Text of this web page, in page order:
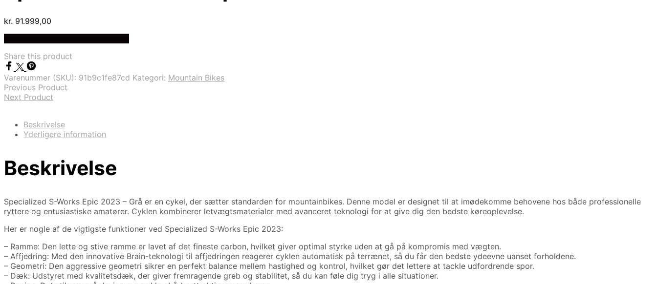
kr. 91.999,00
Share this product
Varenummer (SKU): 91b9c1fe87cd Kategori: Mountain Bikes
Previous Product
Next Product
Beskrivelse
Yderligere information
Beskrivelse
Specialized S-Works Epic 2023 – Grå er en cykel, der sætter standarden for mountainbikes. Denne model er designet til at imødekomme behovene hos både professionelle
ryttere og entusiastiske amatører. Cyklen kombinerer letvægtsmaterialer med avanceret teknologi for at give dig den bedste køreoplevelse.
Her er nogle af de vigtigste funktioner ved Specialized S-Works Epic 2023:
– Ramme: Den lette og stive ramme er lavet af det fineste carbon, hvilket giver optimal styrke uden at gå på kompromis med vægten.
– Affjedring: Med den innovative Brain-teknologi til affjedringen reagerer cyklen automatisk på terrænet, så du får den bedste ydeevne uanset forholdene.
– Geometri: Den aggressive geometri sikrer en perfekt balance mellem hastighed og kontrol, hvilket gør det lettere at tackle udfordrende spor.
– Dæk: Udstyret med kvalitetsdæk, der giver fremragende greb og stabilitet, så du kan føle dig tryg i alle situationer.